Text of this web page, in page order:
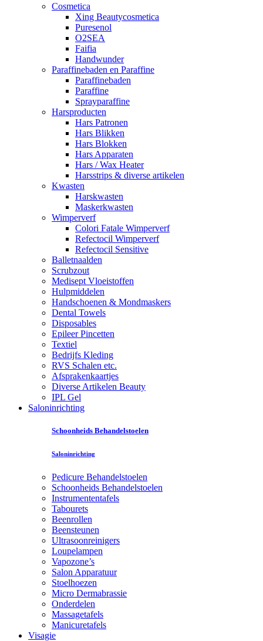
Cosmetica
Xing Beautycosmetica
Puresenol
O2SEA
Faifia
Handwunder
Paraffinebaden en Paraffine
Paraffinebaden
Paraffine
Sprayparaffine
Harsproducten
Hars Patronen
Hars Blikken
Hars Blokken
Hars Apparaten
Hars / Wax Heater
Harsstrips & diverse artikelen
Kwasten
Harskwasten
Maskerkwasten
Wimperverf
Colori Fatale Wimperverf
Refectocil Wimperverf
Refectocil Sensitive
Balletnaalden
Scrubzout
Medisept Vloeistoffen
Hulpmiddelen
Handschoenen & Mondmaskers
Dental Towels
Disposables
Epileer Pincetten
Textiel
Bedrijfs Kleding
RVS Schalen etc.
Afsprakenkaartjes
Diverse Artikelen Beauty
IPL Gel
Saloninrichting
Schoonheids Behandelstoelen
Saloninrichting
Pedicure Behandelstoelen
Schoonheids Behandelstoelen
Instrumententafels
Tabourets
Beenrollen
Beensteunen
Ultrasoonreinigers
Loupelampen
Vapozone’s
Salon Apparatuur
Stoelhoezen
Micro Dermabrassie
Onderdelen
Massagetafels
Manicuretafels
Visagie